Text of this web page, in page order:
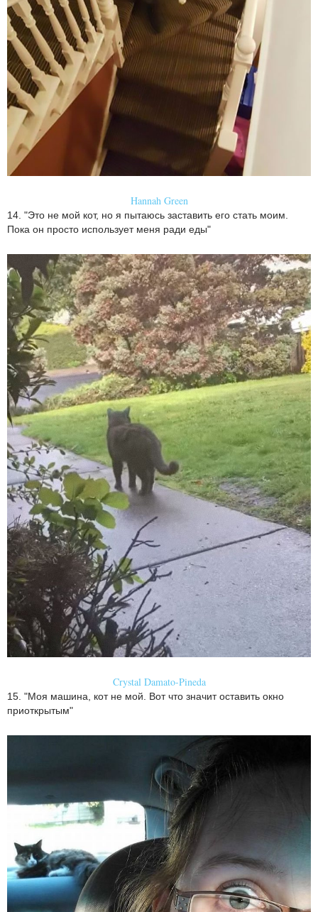
Hannah Green
14. "Это не мой кот, но я пытаюсь заставить его стать моим.
Пока он просто использует меня ради еды"
Crystal Damato-Pineda
15. "Моя машина, кот не мой. Вот что значит оставить окно
приоткрытым"